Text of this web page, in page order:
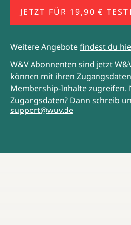
JETZT FÜR 19,90 €
Weitere Angebotefindest du
W&V Abonnenten sind jetzt
können mit ihren
Membership-Inhalte zugreifen.
Zugangsdaten? Dann schreib
support@wuv.de